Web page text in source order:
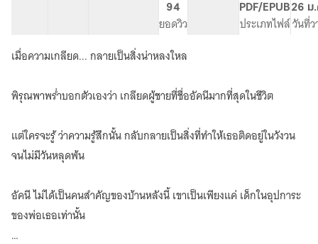
ไฟ
94
ยอดวิว
PDF/EPUB
ประเภทไฟล์
26 ม
วันที่ว
เมื่อความเกลียด... กลายเป็นสิ่งน่าหลงใหล
พิรุณพาพร่ำบอกตัวเองว่า เกลียดผู้ชายที่ชื่ออัคนีมากที่สุดในชีวิต
แต่ใครจะรู้ ว่าความรู้สึกนั้น กลับกลายเป็นสิ่งที่ทำให้เธอติดอยู่ในวังวน
จนไม่มีวันหลุดพ้น
อัคนี ไม่ได้เป็นคนสำคัญของบ้านหลังนี้ เขาเป็นเพียงแค่ เด็กในอุปการะ
ของพ่อเธอเท่านั้น